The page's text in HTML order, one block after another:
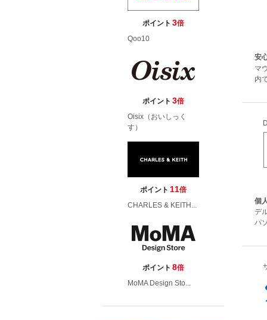
ポイント 3倍
Qoo10
ポイント 3倍
Oisix（おいしっく
す）
ポイント 11倍
CHARLES & KEITH...
ポイント 8倍
MoMA Design Sto...
安
マ
内
個
デ
パ